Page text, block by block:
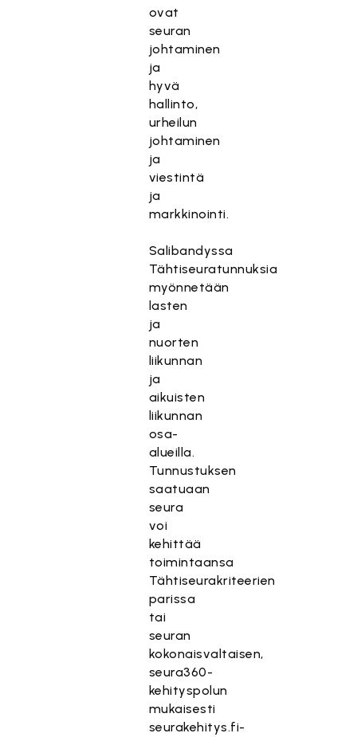
ovat
seuran
johtaminen
ja
hyvä
hallinto,
urheilun
johtaminen
ja
viestintä
ja
markkinointi.
Salibandyssa
Tähtiseuratunnuksia
myönnetään
lasten
ja
nuorten
liikunnan
ja
aikuisten
liikunnan
osa-
alueilla.
Tunnustuksen
saatuaan
seura
voi
kehittää
toimintaansa
Tähtiseurakriteerien
parissa
tai
seuran
kokonaisvaltaisen,
seura360-
kehityspolun
mukaisesti
seurakehitys.fi-